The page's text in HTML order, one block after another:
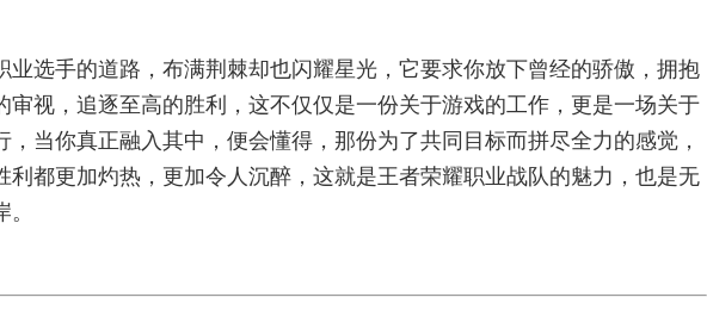
业选手的道路，布满荆棘却也闪耀星光，它要求你放下曾经的骄傲，拥抱
审视，追逐至高的胜利，这不仅仅是一份关于游戏的工作，更是一场关于
，当你真正融入其中，便会懂得，那份为了共同目标而拼尽全力的感觉，
利都更加灼热，更加令人沉醉，这就是王者荣耀职业战队的魅力，也是无